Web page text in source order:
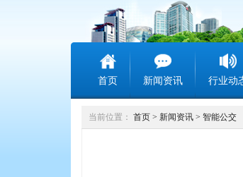
首页 新闻资讯 行业动
当前位置： 首页 > 新闻资讯 > 智能公交